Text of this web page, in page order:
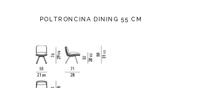
POLTRONCINA DINING 55 CM